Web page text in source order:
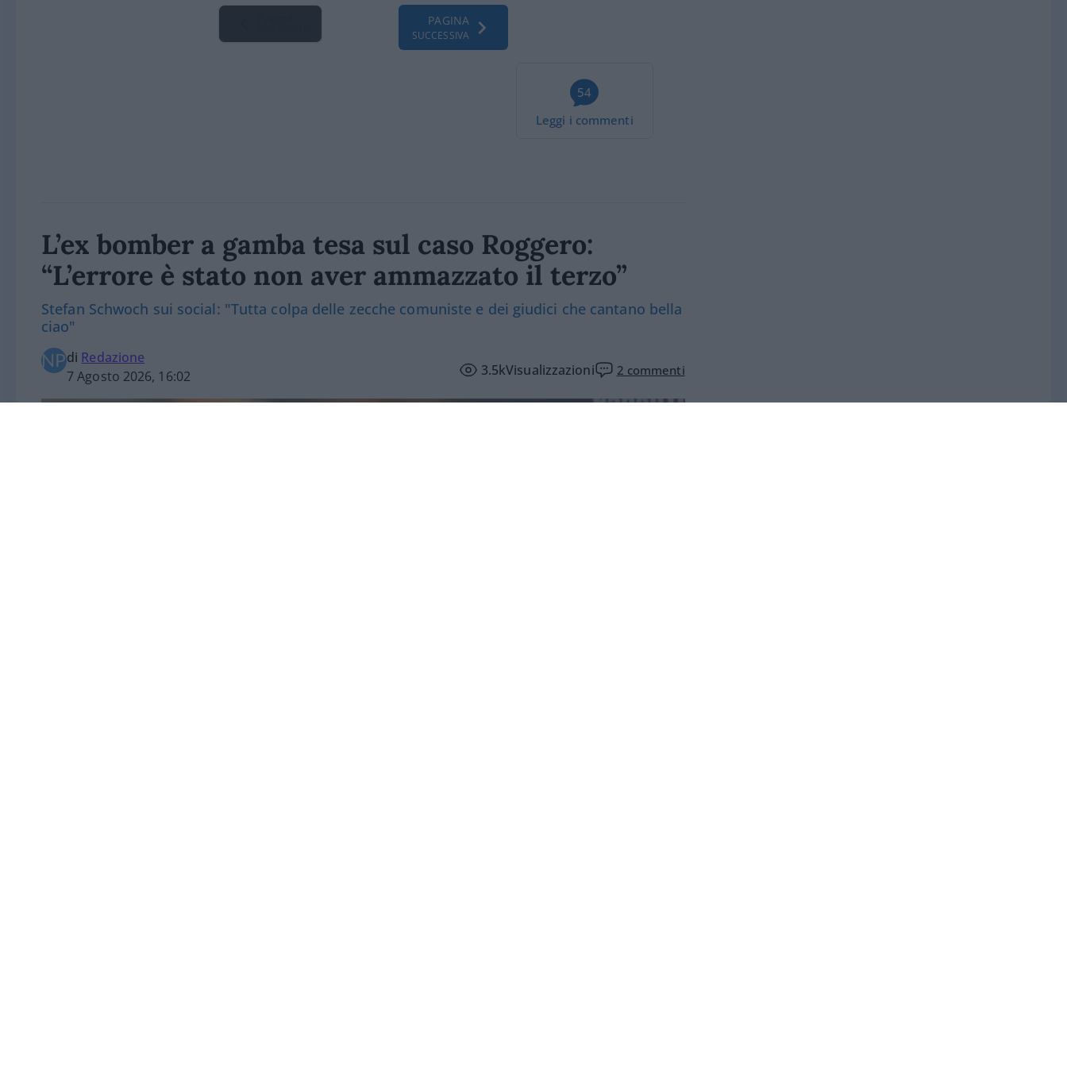
PAGINA
SUCCESSIVA
54
Leggi i commenti
L’ex bomber a gamba tesa sul caso Roggero:
“L’errore è stato non aver ammazzato il terzo”
Stefan Schwoch sui social: "Tutta colpa delle zecche comuniste e dei giudici che cantano bella
ciao"
di Redazione
7 Agosto 2026, 16:02
3.5kVisualizzazioni 2 commenti